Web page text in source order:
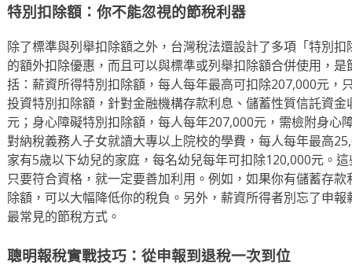
特別扣除額：你不能忽視的節稅利器
除了標準與列舉扣除額之外，台灣稅法還設計了多項「特別
的額外扣除優惠，而且可以與標準或列舉扣除額合併使用，
括：薪資所得特別扣除額，每人每年最高可扣除207,000元，
投資特別扣除額，針對金融機構存款利息、儲蓄性質信託資
元；身心障礙特別扣除額，每人每年207,000元，需檢附身心
對納稅義務人子女就讀大專以上院校的學費，每人每年最高
家有5歲以下幼兒的家庭，每名幼兒每年可扣除120,000元。
只要符合資格，就一定要善加利用。例如，如果你有儲蓄存
除額，可以大幅降低你的稅負。另外，薪資所得者別忘了申
最常見的節稅方式。
聰明報稅實戰技巧：從申報到退稅一次到位